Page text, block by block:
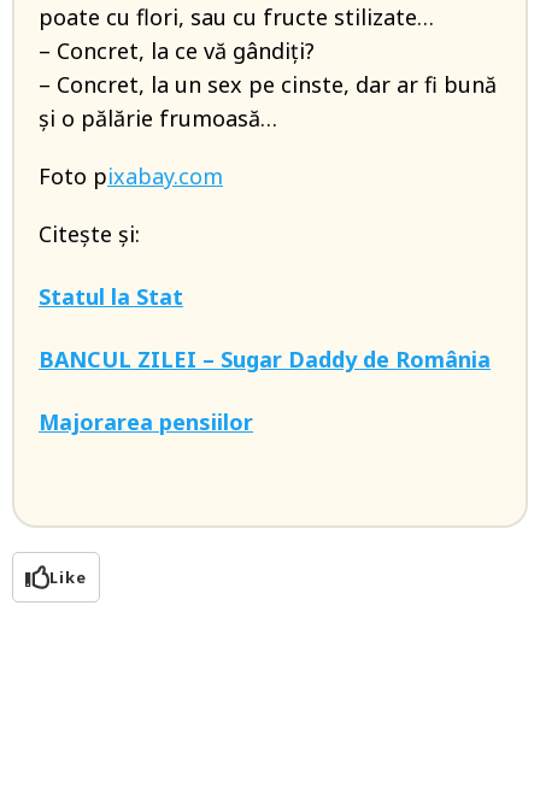
poate cu flori, sau cu fructe stilizate…
– Concret, la ce vă gândiți?
– Concret, la un sex pe cinste, dar ar fi bună
și o pălărie frumoasă…
Foto pixabay.com
Citește și:
Statul la Stat
BANCUL ZILEI – Sugar Daddy de România
Majorarea pensiilor
Like